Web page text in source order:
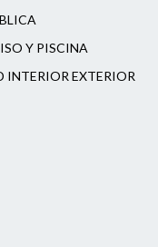
Y PISCINA
INTERIOR EXTERIOR